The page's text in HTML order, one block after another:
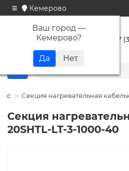
Кемерово
Ваш город —
Кемерово? +7
Секция нагревательная
Секция
20SHTL-LT-3-1000-40